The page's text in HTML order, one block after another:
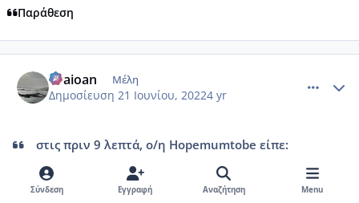
Παράθεση
evaioan Μέλη
Δημοσίευση 21 Ιουνίου, 20224 yr
στις πριν 9 λεπτά, ο/η Hopemumtobe είπε:
να σε ρωτησω κατι πως μπορεις να πηγαινεις
τουλαλετα με μακαρονια, ρυζι κλπ? ρωταω γιατι ενω
Σύνδεση Εγγραφή Αναζήτηση Menu